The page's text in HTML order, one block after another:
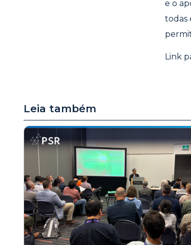
e o
todas
Link
Leia também